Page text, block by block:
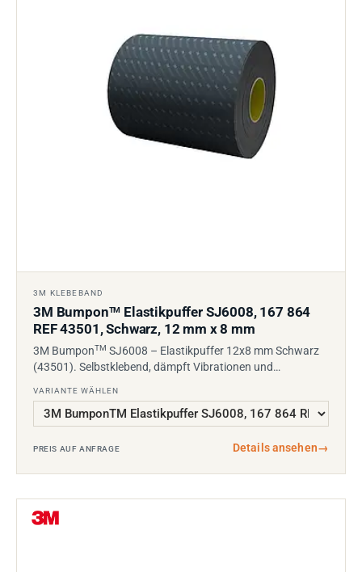
3M KLEBEBAND
3M BumponTM Elastikpuffer SJ6008, 167 864
REF 43501, Schwarz, 12 mm x 8 mm
3M BumponTM SJ6008 – Elastikpuffer 12x8 mm Schwarz
(43501). Selbstklebend, dämpft Vibrationen und…
VARIANTE WÄHLEN
PREIS AUF ANFRAGE Details ansehen→